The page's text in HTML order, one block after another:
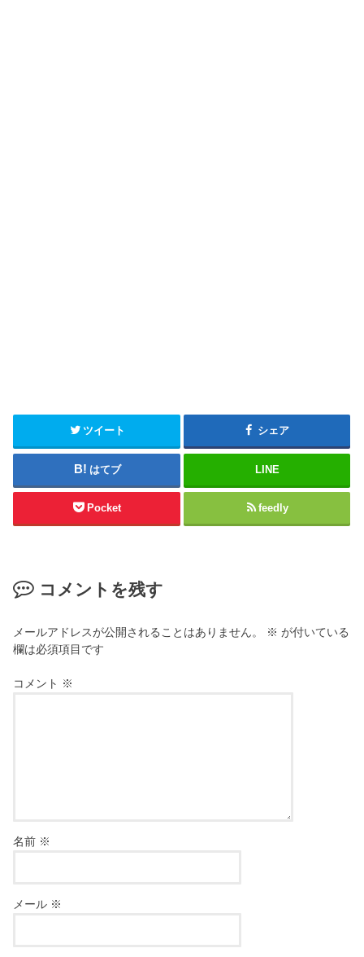
ツイート シェア
はてブ LINE
Pocket feedly
コメントを残す
メールアドレスが公開されることはありません。 ※ が付いている
欄は必須項目です
コメント ※
名前 ※
メール ※